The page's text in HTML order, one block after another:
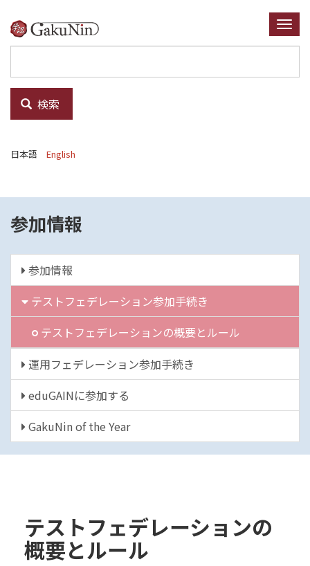
イ
ン
ン
テ
ツ
検索
日本語 English
参加情報
参加情報
テストフェデレーション参加手続き
テストフェデレーションの概要とルール
運用フェデレーション参加手続き
eduGAINに参加する
GakuNin of the Year
テストフェデレーションの
概要とルール